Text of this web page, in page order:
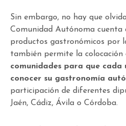
Sin embargo, no hay que
Comunidad Autónoma cuenta
productos gastronómicos por
también permite la colocación
comunidades para que cada
conocer su gastronomía
participación de diferentes
Jaén, Cádiz, Ávila o Córdoba.